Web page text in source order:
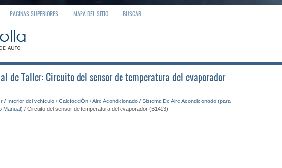
PAGINAS SUPERIORES MAPA DEL SITIO BUSCAR
de Taller: Circuito del sensor de temperatura del evaporador
/ Interior del vehículo / CalefacciÓn / Aire Acondicionado / Sistema De Aire Acondicionado (para
Manual) / Circuito del sensor de temperatura del evaporador (B1413)